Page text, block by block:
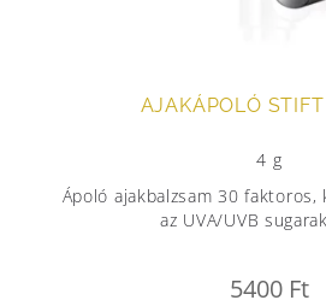
AJAKÁPOLÓ
4 g
Ápoló ajakbalzsam 30 faktoros,
az UVA/UVB
5400 Ft